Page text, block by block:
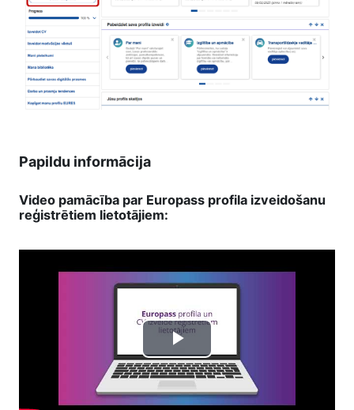
Papildu informācija
Video pamācība par Europass profila izveidošanu
reģistrētiem lietotājiem:
Play
Video